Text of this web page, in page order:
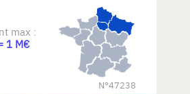
ou logistique
maîtrisée sans
max :
1 M€
N°47238